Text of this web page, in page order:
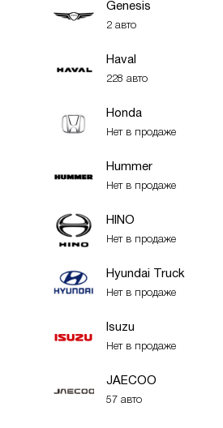
Genesis
2 авто
Haval
228 авто
Honda
Нет в продаже
Hummer
Нет в продаже
HINO
Нет в продаже
Hyundai Truck
Нет в продаже
Isuzu
Нет в продаже
JAECOO
57 авто